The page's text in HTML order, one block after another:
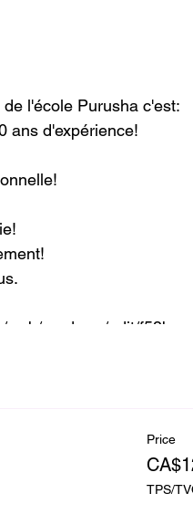
l'école Purusha c'est:
ans d'expérience!
renderer/edit/
Price
TPS/